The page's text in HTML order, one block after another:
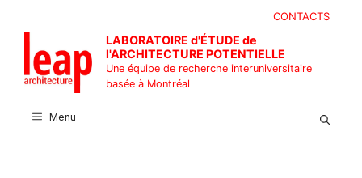
contenu
CONTACTS
LABORATOIRE d'ÉTUDE de
l'ARCHITECTURE POTENTIELLE
Une équipe de recherche interuniversitaire
basée à Montréal
Menu